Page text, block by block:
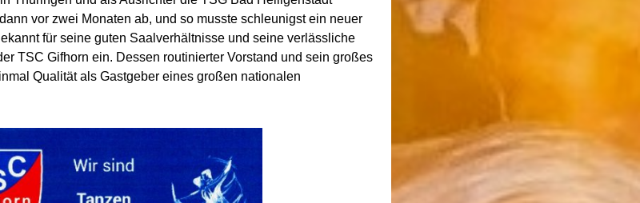
vor zwei Monaten ab, und so musste schleunigst ein neuer
für seine guten Saalverhältnisse und seine verlässliche
TSC Gifhorn ein. Dessen routinierter Vorstand und sein großes
Qualität als Gastgeber eines großen nationalen